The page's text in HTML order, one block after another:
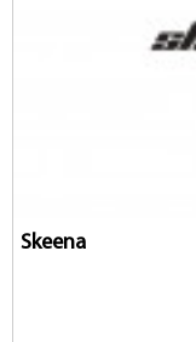
Skeena